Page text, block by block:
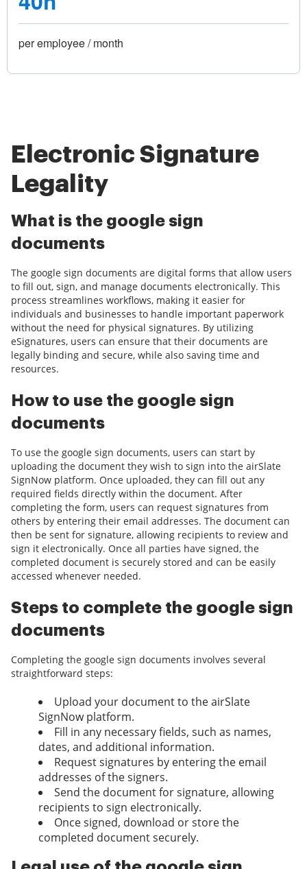
per employee / month
Electronic Signature
Legality
What is the google sign
documents
The google sign documents are digital forms that allow users
to fill out, sign, and manage documents electronically. This
process streamlines workflows, making it easier for
individuals and businesses to handle important paperwork
without the need for physical signatures. By utilizing
eSignatures, users can ensure that their documents are
legally binding and secure, while also saving time and
resources.
How to use the google sign
documents
To use the google sign documents, users can start by
uploading the document they wish to sign into the airSlate
SignNow platform. Once uploaded, they can fill out any
required fields directly within the document. After
completing the form, users can request signatures from
others by entering their email addresses. The document can
then be sent for signature, allowing recipients to review and
sign it electronically. Once all parties have signed, the
completed document is securely stored and can be easily
accessed whenever needed.
Steps to complete the google sign
documents
Completing the google sign documents involves several
straightforward steps:
Upload your document to the airSlate
SignNow platform.
Fill in any necessary fields, such as names,
dates, and additional information.
Request signatures by entering the email
addresses of the signers.
Send the document for signature, allowing
recipients to sign electronically.
Once signed, download or store the
completed document securely.